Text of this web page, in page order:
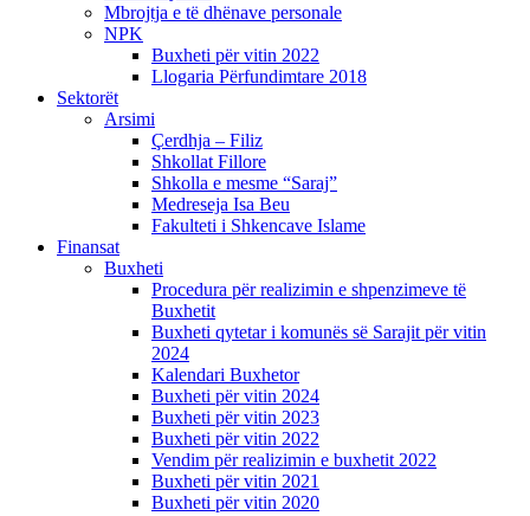
Mbrojtja e të dhënave personale
NPK
Buxheti për vitin 2022
Llogaria Përfundimtare 2018
Sektorët
Arsimi
Çerdhja – Filiz
Shkollat Fillore
Shkolla e mesme “Saraj”
Medreseja Isa Beu
Fakulteti i Shkencave Islame
Finansat
Buxheti
Procedura për realizimin e shpenzimeve të
Buxhetit
Buxheti qytetar i komunës së Sarajit për vitin
2024
Kalendari Buxhetor
Buxheti për vitin 2024
Buxheti për vitin 2023
Buxheti për vitin 2022
Vendim për realizimin e buxhetit 2022
Buxheti për vitin 2021
Buxheti për vitin 2020